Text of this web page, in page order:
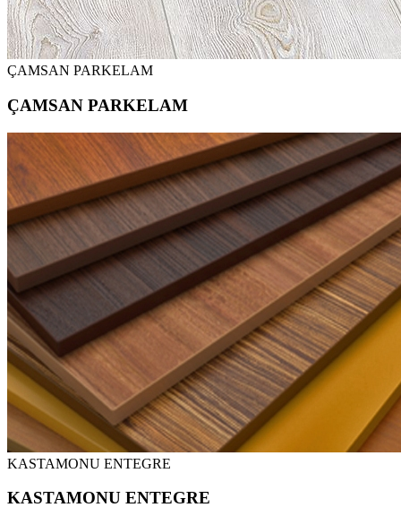
ÇAMSAN PARKELAM
ÇAMSAN PARKELAM
KASTAMONU ENTEGRE
KASTAMONU ENTEGRE